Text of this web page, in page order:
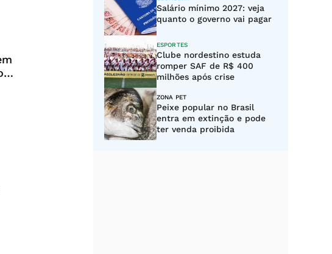
Salário mínimo 2027: veja
quanto o governo vai pagar
ESPORTES
Clube nordestino estuda
romper SAF de R$ 400
milhões após crise
ZONA PET
Peixe popular no Brasil
entra em extinção e pode
ter venda proibida